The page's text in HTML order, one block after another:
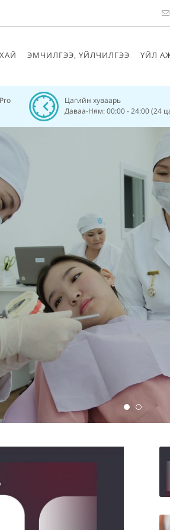
ЭМЧИЛГЭЭ, ҮЙЛЧИЛГЭЭ ҮЙЛ
Цагийн хуваарь
Даваа-Ням: 00:00 - 24:00 (24